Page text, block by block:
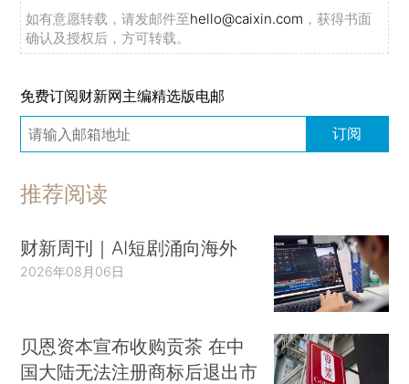
如有意愿转载，请发邮件至hello@caixin.com ，获得书面
确认及授权后，方可转载。
免费订阅财新网主编精选版电邮
订阅
推荐阅读
财新周刊｜AI短剧涌向海外
2026年08月06日
贝恩资本宣布收购贡茶 在中
国大陆无法注册商标后退出市